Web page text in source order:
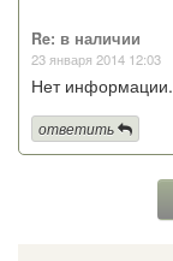
Re: в наличии
23 января 2014 12:03
Нет информации.
ответить